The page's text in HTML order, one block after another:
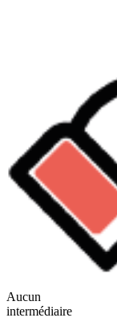
Aucun
intermédiaire